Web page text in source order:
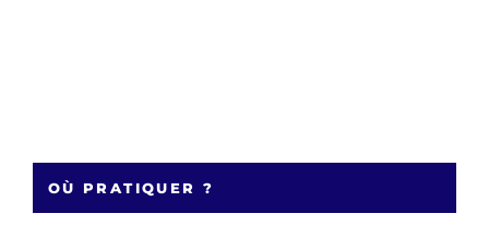
OÙ PRATIQUER ?